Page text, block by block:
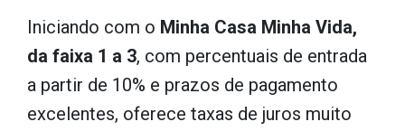
Iniciando com o Minha Casa Minha Vida,
da faixa 1 a 3, com percentuais de entrada
a partir de 10% e prazos de pagamento
excelentes, oferece taxas de juros muito